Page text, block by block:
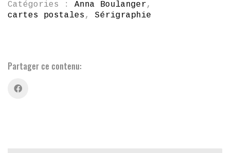
Catégories : Anna Boulanger,
cartes postales , Sérigraphie
Partager ce contenu: